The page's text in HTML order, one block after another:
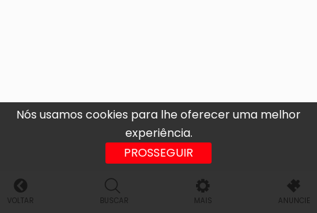
Nós usamos cookies para lhe oferecer uma melhor
experiência.
PROSSEGUIR
VOLTAR BUSCAR MAIS ANUNCIE